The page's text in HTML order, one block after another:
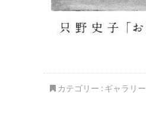
カテゴリー : ギャラリー